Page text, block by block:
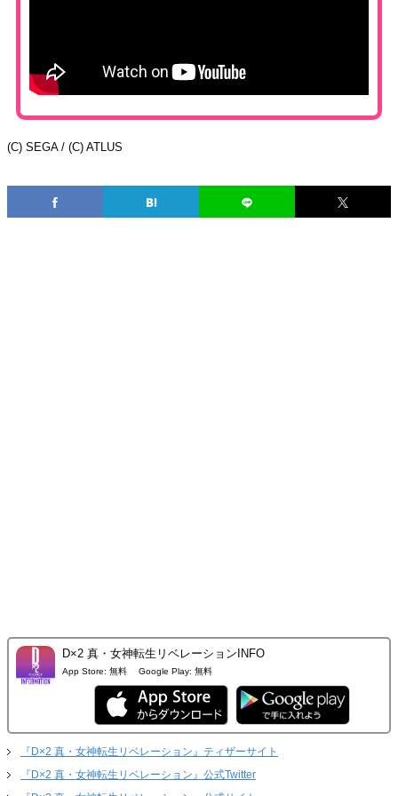
(C) SEGA / (C) ATLUS
D×2 真・女神転生リベレーションINFO
App Store: 無料 Google Play: 無料
『D×2 真・女神転生リベレーション』ティザーサイト
『D×2 真・女神転生リベレーション』公式Twitter